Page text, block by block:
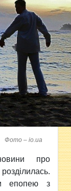
Фото – io.ua
про
епопею з